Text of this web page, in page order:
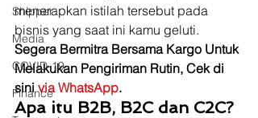
Shipper
Media
COVID-19
Finance
menerapkan istilah tersebut pada
bisnis yang saat ini kamu geluti.
Segera Bermitra Bersama Kargo Untuk
Melakukan Pengiriman Rutin, Cek di
sini via WhatsApp.
Apa itu B2B, B2C dan C2C?